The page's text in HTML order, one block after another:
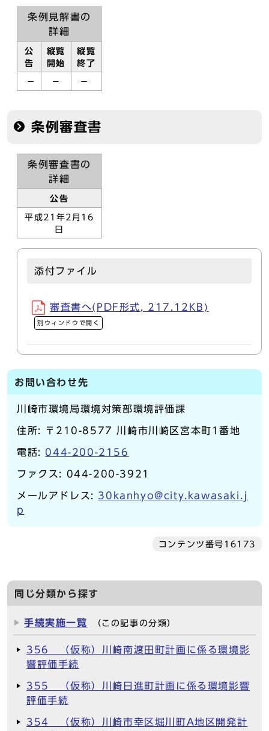
条例見解書の
詳細
公
告
縦覧
開始
縦覧
終了
－ － －
条例審査書
条例審査書の
詳細
公告
平成21年2月16
日
添付ファイル
審査書へ(PDF形式, 217.12KB)
別ウィンドウで開く
お問い合わせ先
川崎市環境局環境対策部環境評価課
住所: 〒210-8577 川崎市川崎区宮本町1番地
電話: 044-200-2156
ファクス: 044-200-3921
メールアドレス: 30kanhyo@city.kawasaki.j
p
コンテンツ番号16173
同じ分類から探す
手続実施一覧 （この記事の分類）
356 （仮称）川崎南渡田町計画に係る環境影
響評価手続
355 （仮称）川崎日進町計画に係る環境影響
評価手続
354 （仮称）川崎市幸区堀川町A地区開発計